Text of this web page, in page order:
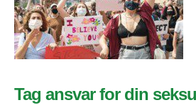
Tag ansvar for din